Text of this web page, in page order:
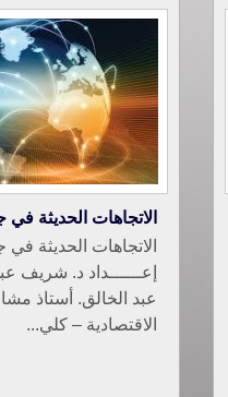
الاتجاهات الحديثة
الاتجاهات الحديثة
إعــــــداد د. شريف
عبد الخالق. أستاذ
الاقتصادية – كلي...